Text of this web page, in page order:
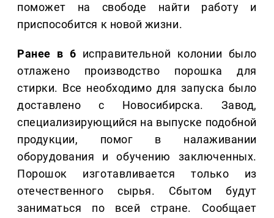
поможет на свободе найти работу и
приспособится к новой жизни.
Ранее в 6 исправительной колонии было
отлажено производство порошка для
стирки. Все необходимо для запуска было
доставлено с Новосибирска. Завод,
специализирующийся на выпуске подобной
продукции, помог в налаживании
оборудования и обучению заключенных.
Порошок изготавливается только из
отечественного сырья. Сбытом будут
заниматься по всей стране. Сообщает